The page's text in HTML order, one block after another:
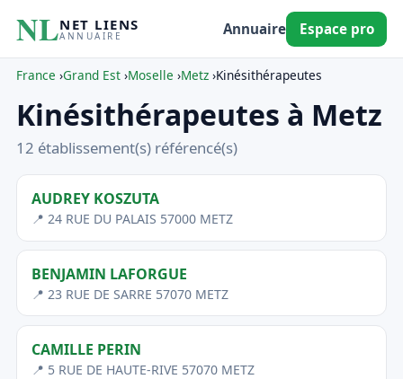
NLNET LIENS
ANNUAIRE Annuaire Espace pro
France ›Grand Est ›Moselle ›Metz ›Kinésithérapeutes
Kinésithérapeutes à Metz
12 établissement(s) référencé(s)
AUDREY KOSZUTA
📍 24 RUE DU PALAIS 57000 METZ
BENJAMIN LAFORGUE
📍 23 RUE DE SARRE 57070 METZ
CAMILLE PERIN
📍 5 RUE DE HAUTE-RIVE 57070 METZ